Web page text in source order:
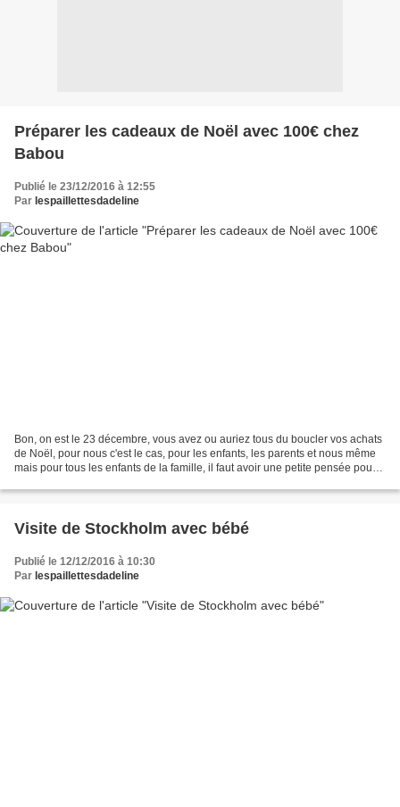
Préparer les cadeaux de Noël avec 100€ chez
Babou
Publié le 23/12/2016 à 12:55
Par lespaillettesdadeline
Bon, on est le 23 décembre, vous avez ou auriez tous du boucler vos achats
de Noël, pour nous c'est le cas, pour les enfants, les parents et nous même
mais pour tous les enfants de la famille, il faut avoir une petite pensée pour
Visite de Stockholm avec bébé
Publié le 12/12/2016 à 10:30
Par lespaillettesdadeline